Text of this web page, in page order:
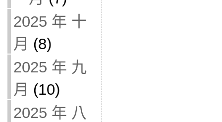
2025 年 十
月 (8)
2025 年 九
月 (10)
2025 年 八